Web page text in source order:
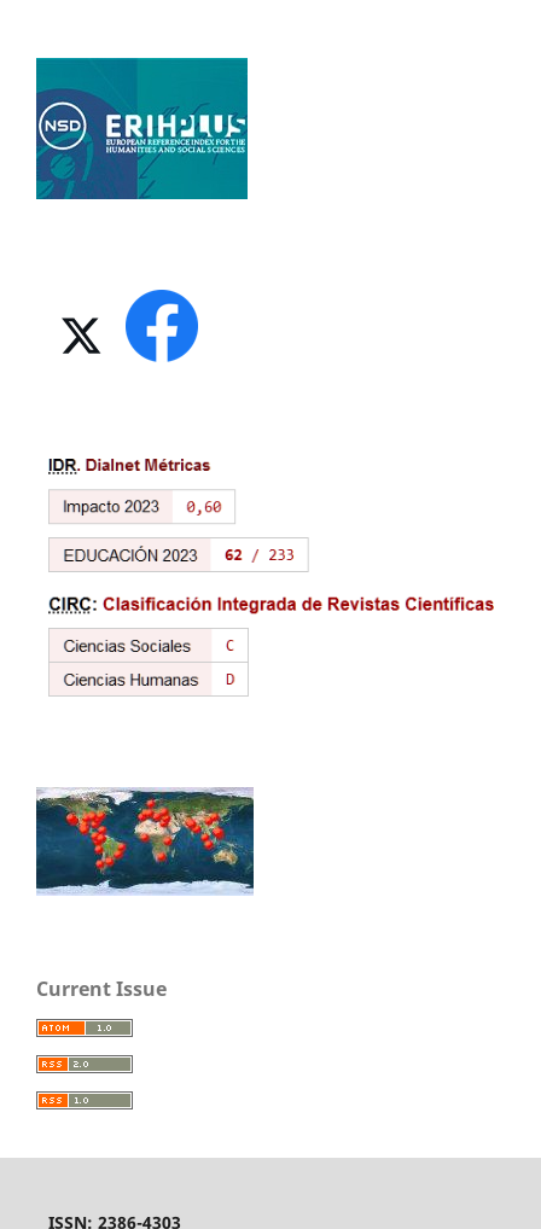
Current Issue
ISSN: 2386-4303